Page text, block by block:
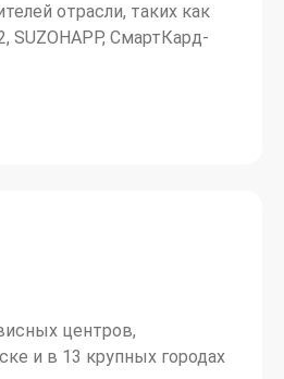
отрасли, таких как
SUZOHAPP, СмартКард-
центров,
и в 13 крупных городах